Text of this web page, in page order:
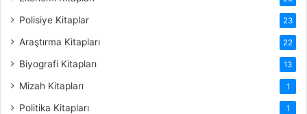
Polisiye Kitaplar 23
Araştırma Kitapları 22
Biyografi Kitapları 13
Mizah Kitapları 1
Politika Kitapları 1